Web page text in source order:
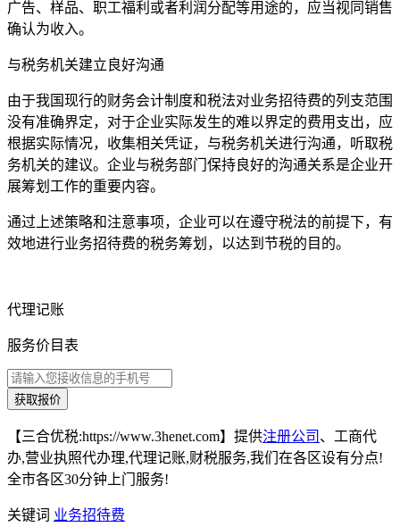
广告、样品、职工福利或者利润分配等用途的，应当视同销售
确认为收入。
与税务机关建立良好沟通
由于我国现行的财务会计制度和税法对业务招待费的列支范围
没有准确界定，对于企业实际发生的难以界定的费用支出，应
根据实际情况，收集相关凭证，与税务机关进行沟通，听取税
务机关的建议。企业与税务部门保持良好的沟通关系是企业开
展筹划工作的重要内容。
通过上述策略和注意事项，企业可以在遵守税法的前提下，有
效地进行业务招待费的税务筹划，以达到节税的目的。
代理记账
服务价目表
获取报价
【三合优税:https://www.3henet.com】提供注册公司 、工商代
办,营业执照代办理,代理记账,财税服务,我们在各区设有分点!
全市各区30分钟上门服务!
关键词 业务招待费